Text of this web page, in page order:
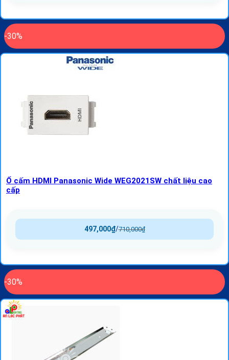
-30%
Ổ cấm HDMI Panasonic Wide WEG2021SW chất liệu cao
cấp
710,000₫
/
497,000₫
-30%